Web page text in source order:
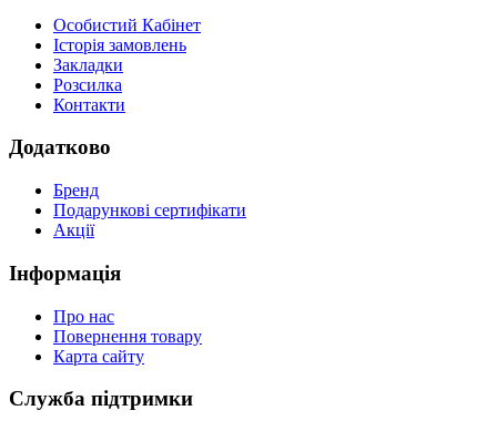
Особистий Кабінет
Історія замовлень
Закладки
Розсилка
Контакти
Додатково
Бренд
Подарункові сертифікати
Акції
Інформація
Про нас
Повернення товару
Карта сайту
Служба підтримки